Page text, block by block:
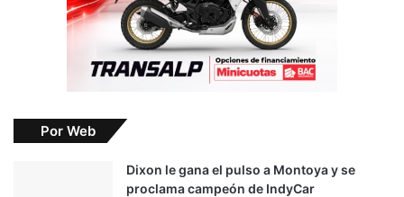
Por Web
Dixon le gana el pulso a Montoya y se
proclama campeón de IndyCar